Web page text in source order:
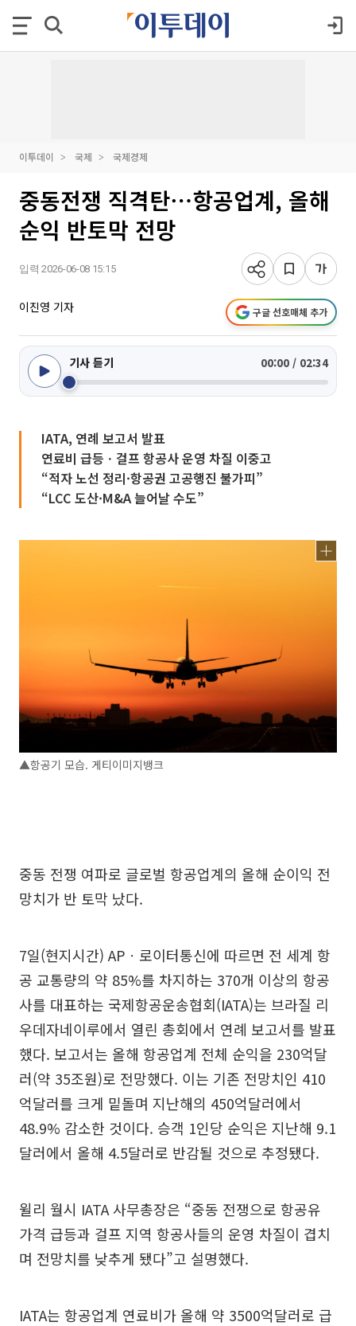
이투데이 국제 국제경제
중동전쟁 직격탄⋯항공업계, 올해
순익 반토막 전망
입력 2026-06-08 15:15
이진영 기자 구글 선호매체 추가
기사 듣기 00:00 / 02:34
IATA, 연례 보고서 발표
연료비 급등ㆍ걸프 항공사 운영 차질 이중고
“적자 노선 정리·항공권 고공행진 불가피”
“LCC 도산·M&A 늘어날 수도”
▲항공기 모습. 게티이미지뱅크
중동 전쟁 여파로 글로벌 항공업계의 올해 순이익 전
망치가 반 토막 났다.
7일(현지시간) APㆍ로이터통신에 따르면 전 세계 항
공 교통량의 약 85%를 차지하는 370개 이상의 항공
사를 대표하는 국제항공운송협회(IATA)는 브라질 리
우데자네이루에서 열린 총회에서 연례 보고서를 발표
했다. 보고서는 올해 항공업계 전체 순익을 230억달
러(약 35조원)로 전망했다. 이는 기존 전망치인 410
억달러를 크게 밑돌며 지난해의 450억달러에서
48.9% 감소한 것이다. 승객 1인당 순익은 지난해 9.1
달러에서 올해 4.5달러로 반감될 것으로 추정됐다.
윌리 월시 IATA 사무총장은 “중동 전쟁으로 항공유
가격 급등과 걸프 지역 항공사들의 운영 차질이 겹치
며 전망치를 낮추게 됐다”고 설명했다.
IATA는 항공업계 연료비가 올해 약 3500억달러로 급